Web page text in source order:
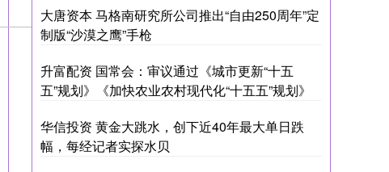
大唐资本 马格南研究所公司推出“自由250周年”定
制版“沙漠之鹰”手枪
升富配资 国常会：审议通过《城市更新“十五
五”规划》《加快农业农村现代化“十五五”规划》
华信投资 黄金大跳水，创下近40年最大单日跌
幅，每经记者实探水贝